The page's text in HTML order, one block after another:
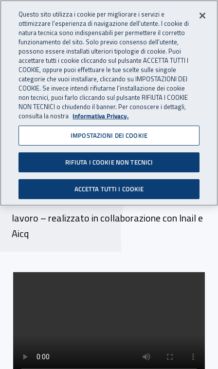
INAIL - Istituto Nazionale
Apri cerca
Navigazione principale
Navigazione - Ti trovi in:
Home Inail comunica Multimedia Video gallery
L'efficacia delle politiche di
prevenzione nelle aziende
certificate per la sicurezza
sul lavoro
Presentato a Roma il nuovo quaderno
dell’Osservatorio Accredia sulla sicurezza sul
lavoro – realizzato in collaborazione con Inail e
Aicq
Questo sito utilizza i cookie per migliorare i servizi e
ottimizzare l’esperienza di navigazione dell’utente. I cookie di
natura tecnica sono indispensabili per permettere il corretto
funzionamento del sito. Solo previo consenso dell’utente,
possono essere installati ulteriori tipologie di cookie. Puoi
accettare tutti i cookie cliccando sul pulsante ACCETTA TUTTI I
COOKIE, oppure puoi effettuare le tue scelte sulle singole
categorie che vuoi installare, cliccando su IMPOSTAZIONI DEI
COOKIE. Se invece intendi rifiutarne l’installazione dei cookie
non tecnici, puoi farlo cliccando sul pulsante RIFIUTA I COOKIE
NON TECNICI o chiudendo il banner. Per conoscere i dettagli,
consulta la nostra Informativa Privacy.
IMPOSTAZIONI DEI COOKIE
RIFIUTA I COOKIE NON TECNICI
ACCETTA TUTTI I COOKIE